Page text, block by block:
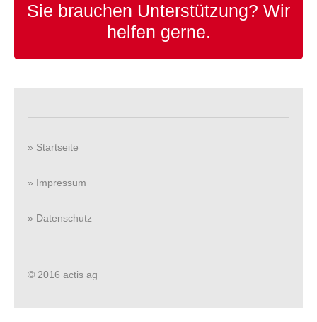
Sie brauchen Unterstützung? Wir
helfen gerne.
» Startseite
» Impressum
» Datenschutz
© 2016 actis ag